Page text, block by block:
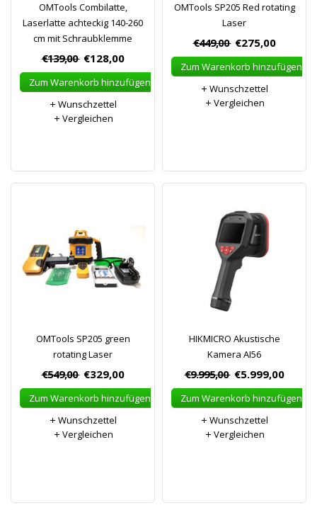
OMTools Combilatte,
Laserlatte achteckig 140-260
cm mit Schraubklemme
€139,00 €128,00
Zum Warenkorb hinzufügen
Wunschzettel
Vergleichen
OMTools SP205 Red rotating
Laser
€449,00 €275,00
Zum Warenkorb hinzufügen
Wunschzettel
Vergleichen
OMTools SP205 green
rotating Laser
€549,00 €329,00
Zum Warenkorb hinzufügen
Wunschzettel
Vergleichen
HIKMICRO Akustische
Kamera AI56
€9.995,00 €5.999,00
Zum Warenkorb hinzufügen
Wunschzettel
Vergleichen